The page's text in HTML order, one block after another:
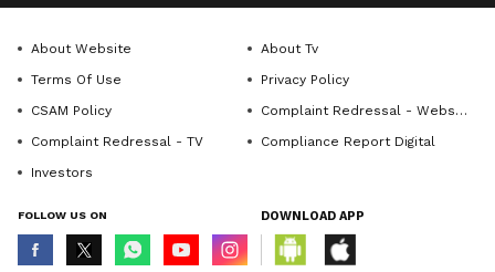
About Website
About Tv
Terms Of Use
Privacy Policy
CSAM Policy
Complaint Redressal - Website
Complaint Redressal - TV
Compliance Report Digital
Investors
FOLLOW US ON DOWNLOAD APP